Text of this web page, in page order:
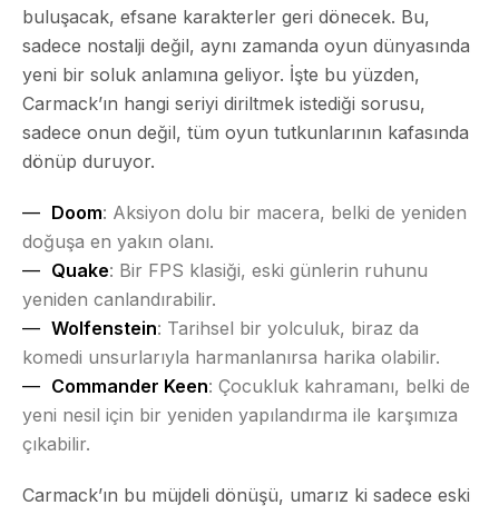
buluşacak, efsane karakterler geri dönecek. Bu,
sadece nostalji değil, aynı zamanda oyun dünyasında
yeni bir soluk anlamına geliyor. İşte bu yüzden,
Carmack’ın hangi seriyi diriltmek istediği sorusu,
sadece onun değil, tüm oyun tutkunlarının kafasında
dönüp duruyor.
Doom: Aksiyon dolu bir macera, belki de yeniden
doğuşa en yakın olanı.
Quake: Bir FPS klasiği, eski günlerin ruhunu
yeniden canlandırabilir.
Wolfenstein: Tarihsel bir yolculuk, biraz da
komedi unsurlarıyla harmanlanırsa harika olabilir.
Commander Keen: Çocukluk kahramanı, belki de
yeni nesil için bir yeniden yapılandırma ile karşımıza
çıkabilir.
Carmack’ın bu müjdeli dönüşü, umarız ki sadece eski